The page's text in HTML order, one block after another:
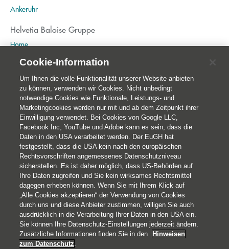
Ankeruhr
Helvetia Baloise Gruppe
Home
Publikationen
Nachhaltigkeit
© 2026 Helvetia Versicherungen AG
Hoher Markt 10-11
1010 Wien
+43 50 222-1000
Impressum
Cookie-Information
Um Ihnen die volle Funktionalität unserer Website anbieten
zu können, verwenden wir Cookies. Nicht unbedingt
notwendige Cookies wie Funktionale, Leistungs- und
Marketingcookies werden nur mit und ab dem Zeitpunkt ihrer
Einwilligung verwendet. Bei Cookies von Google LLC,
Facebook Inc, YouTube und Adobe kann es sein, dass die
Daten in den USA verarbeitet werden. Der EuGH hat
festgestellt, dass die USA kein nach den europäischen
Rechtsvorschriften angemessenes Datenschutzniveau
sicherstellen. Es ist daher möglich, dass US-Behörden auf
Ihre Daten zugreifen und Sie kein wirksames Rechtsmittel
dagegen erheben können. Wenn Sie mit Ihrem Klick auf
„Alle Cookies akzeptieren“ der Verwendung von Cookies
durch uns und diese Anbieter zustimmen, willigen Sie auch
ausdrücklich in die Verarbeitung Ihrer Daten in den USA ein.
Sie können Ihre Datenschutz-Einstellungen jederzeit ändern.
Zusätzliche Informationen finden Sie in den
Hinweisen
zum Datenschutz.